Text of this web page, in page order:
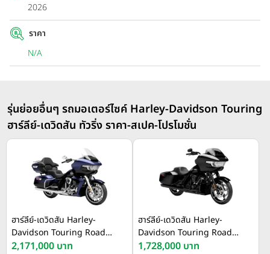
2026
ราคา
N/A
รุ่นย่อยอื่นๆ รถมอเตอร์ไซค์ Harley-Davidson Touring
ฮาร์ลีย์-เดวิดสัน ทัวริ่ง ราคา-สเปค-โปรโมชั่น
ฮาร์ลีย์-เดวิดสัน Harley-
Davidson Touring Road
Glide Limited ปี 2026
2,171,000 บาท
ฮาร์ลีย์-เดวิดสัน Harley-
Davidson Touring Road
Glide ปี 2025
1,728,000 บาท